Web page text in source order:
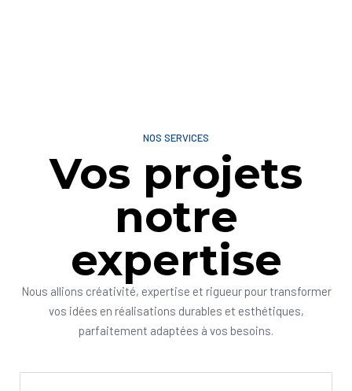
NOS SERVICES
Vos projets
notre
expertise
Nous allions créativité, expertise et rigueur pour transformer
vos idées en réalisations durables et esthétiques,
parfaitement adaptées à vos besoins.